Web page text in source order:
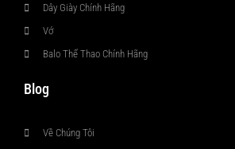
Dây Giày Chính Hãng
Vớ
Balo Thể Thao Chính Hãng
Blog
Về Chúng Tôi